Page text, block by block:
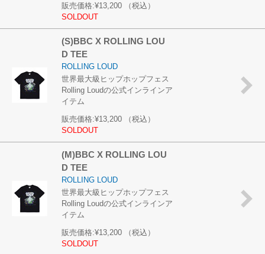
販売価格:¥13,200
（税込）
SOLDOUT
(S)BBC X ROLLING LOU
D TEE
ROLLING LOUD
世界最大級ヒップホップフェス
Rolling Loudの公式インラインア
イテム
販売価格:¥13,200
（税込）
SOLDOUT
(M)BBC X ROLLING LOU
D TEE
ROLLING LOUD
世界最大級ヒップホップフェス
Rolling Loudの公式インラインア
イテム
販売価格:¥13,200
（税込）
SOLDOUT